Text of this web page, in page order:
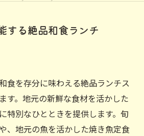
する絶品和食ランチ
食を存分に味わえる絶品ランチス
す。地元の新鮮な食材を活かした
特別なひとときを提供します。旬
、地元の魚を活かした焼き魚定食